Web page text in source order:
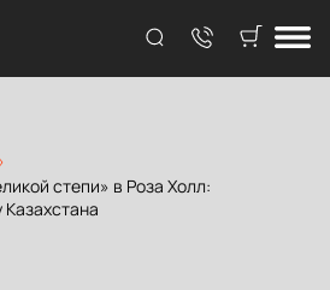
степи» в Роза Холл:
Казахстана